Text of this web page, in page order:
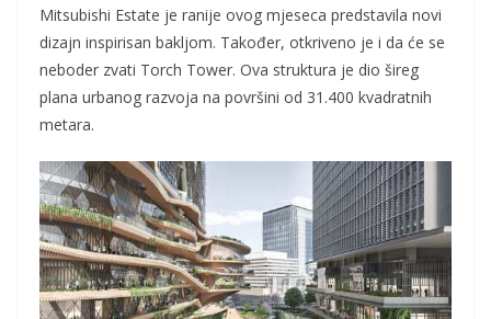
Mitsubishi Estate je ranije ovog mjeseca predstavila novi
dizajn inspirisan bakljom. Također, otkriveno je i da će se
neboder zvati Torch Tower. Ova struktura je dio šireg
plana urbanog razvoja na površini od 31.400 kvadratnih
metara.